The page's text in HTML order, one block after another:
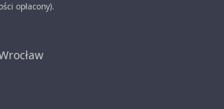
opłacony).